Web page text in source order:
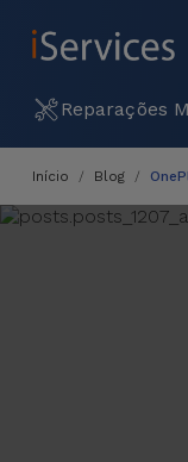
Reparações
MENU
Reparações
Por
Avaria
Ver
Início Blog